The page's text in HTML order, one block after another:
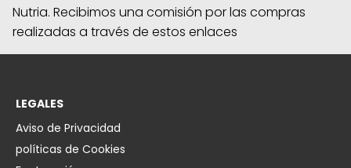
Nutria. Recibimos una comisión por las compras
realizadas a través de estos enlaces
LEGALES
Aviso de Privacidad
políticas de Cookies